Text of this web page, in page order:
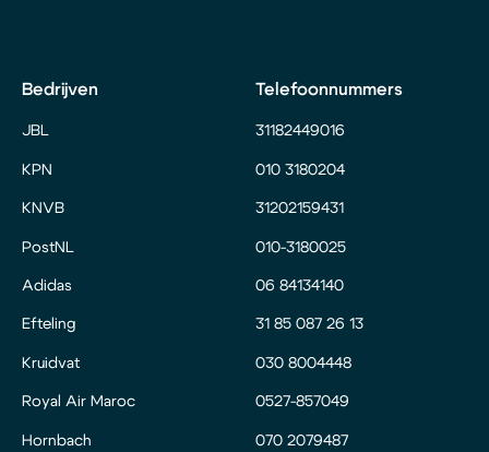
Bedrijven
JBL
KPN
KNVB
PostNL
Adidas
Efteling
Kruidvat
Royal Air Maroc
Hornbach
Telefoonnummers
31182449016
010 3180204
31202159431
010-3180025
06 84134140
31 85 087 26 13
030 8004448
0527-857049
070 2079487